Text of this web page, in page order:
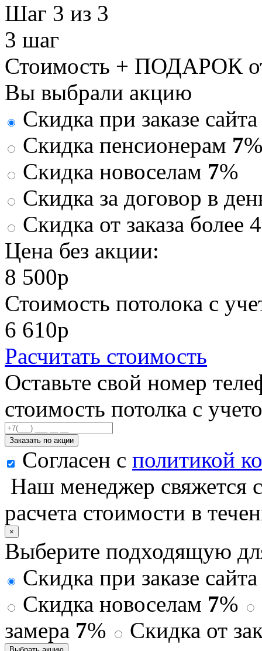
Шаг 3 из 3
3 шаг
Стоимость + ПОДАРОК
Вы выбрали акцию
Скидка при заказе
Скидка пенсионерам 7%
Скидка новоселам 7%
Скидка за договор в
Скидка от заказа более
Цена без акции:
8 500p
Стоимость потолока с
6 610p
Расчитать стоимость
Оставьте свой номер
стоимость потолка с
Заказать по акции
Согласен с политикой
Наш менеджер свяжется
расчета стоимости в
×
Выберите подходящую
Скидка при заказе
Скидка новоселам 7%
замера 7% Скидка от